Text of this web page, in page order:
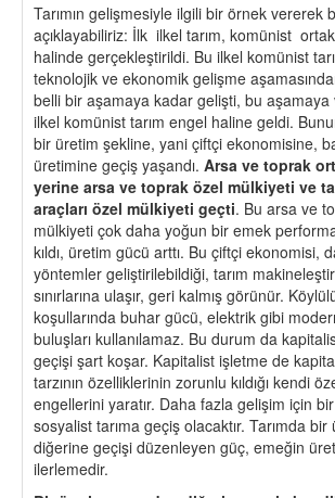
Tarımın gelişmesiyle ilgili bir örnek vererek
açıklayabiliriz: İlk ilkel tarım, komünist
halinde gerçekleştirildi. Bu ilkel komünist
teknolojik ve ekonomik gelişme
belli bir aşamaya kadar gelişti, bu aşamaya
ilkel komünist tarım engel haline geldi.
bir üretim şekline, yani çiftçi ekonomisine,
üretimine geçiş yaşandı. Arsa ve toprak
yerine arsa ve toprak özel mülkiyeti ve
araçları özel mülkiyeti geçti. Bu arsa ve
mülkiyeti çok daha yoğun bir emek
kıldı, üretim gücü arttı. Bu çiftçi ekonomisi,
yöntemler geliştirilebildiği, tarım
sınırlarına ulaşır, geri kalmış görünür.
koşullarında buhar gücü, elektrik gibi
buluşları kullanılamaz. Bu durum da
geçişi şart koşar. Kapitalist işletme de
tarzının özelliklerinin zorunlu kıldığı kendi
engellerini yaratır. Daha fazla gelişim için
sosyalist tarıma geçiş olacaktır. Tarımda bir
diğerine geçişi düzenleyen güç, emeğin
ilerlemedir.